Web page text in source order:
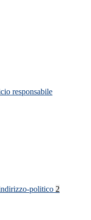
responsabile
politico 2